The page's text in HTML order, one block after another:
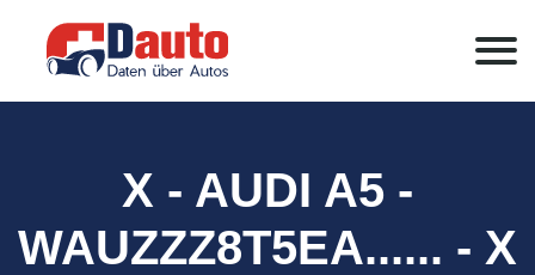
X - AUDI A5 -
WAUZZZ8T5EA...... - X